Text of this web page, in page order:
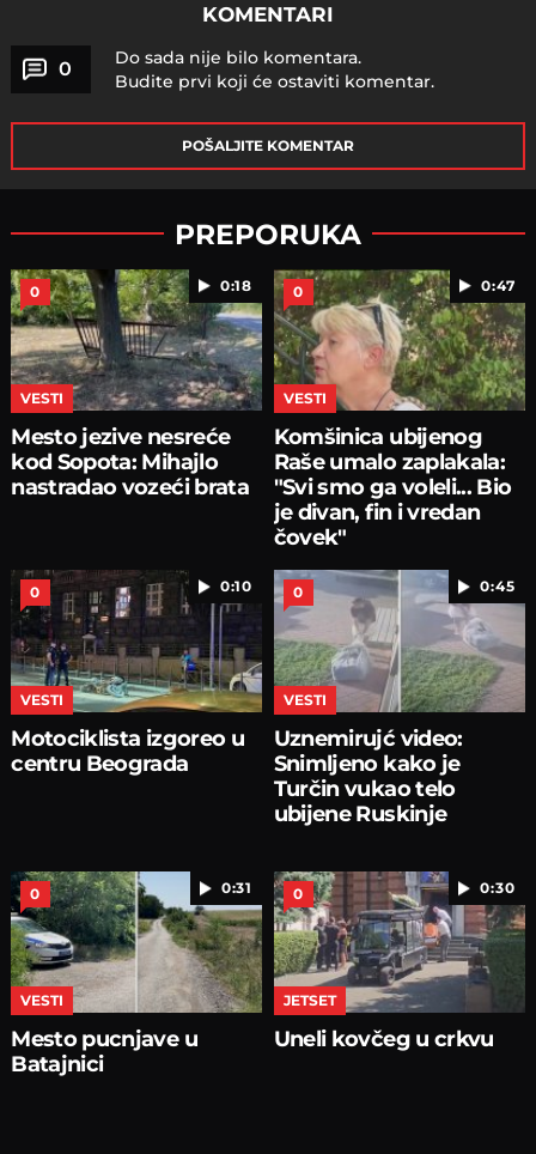
KOMENTARI
0
Do sada nije bilo komentara.
Budite prvi koji će ostaviti komentar.
POŠALJITE KOMENTAR
PREPORUKA
0:18
0
VESTI
Mesto jezive nesreće
kod Sopota: Mihajlo
nastradao vozeći brata
0:47
0
VESTI
Komšinica ubijenog
Raše umalo zaplakala:
"Svi smo ga voleli... Bio
je divan, fin i vredan
čovek"
0:10
0
VESTI
Motociklista izgoreo u
centru Beograda
0:45
0
VESTI
Uznemirujć video:
Snimljeno kako je
Turčin vukao telo
ubijene Ruskinje
0:31
0
VESTI
Mesto pucnjave u
Batajnici
0:30
0
JETSET
Uneli kovčeg u crkvu